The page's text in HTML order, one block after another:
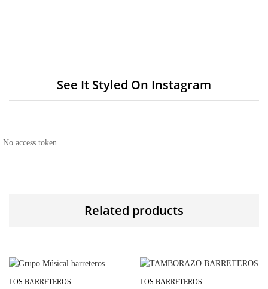
See It Styled On Instagram
No access token
Related products
LOS BARRETEROS LOS BARRETEROS